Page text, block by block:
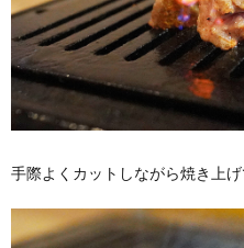
手際よくカットしながら焼き上げ